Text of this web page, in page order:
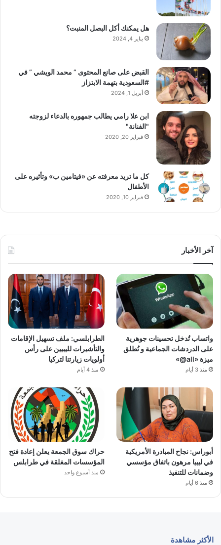
هل يمكنك أكل البصل المنبت؟
يناير 4, 2024
القبض على صانع المحتوى ” محمد الويشي ” في
#السعودية بتهمة الابتزاز
أبريل 1, 2024
ابن علا رامي يطالب جمهوره بالدعاء لزوجته
"الفنانة"
فبراير 20, 2020
كل ما تريد معرفته عن «فيتامين ب» وتأثيره على
الأطفال
فبراير 10, 2020
آخر الأخبار
واتساب تُدخل تحسينات جوهرية
على الدردشات الجماعية و تُطلق
ميزة «all@»
منذ 3 أيام
الطرابلسي: ملف تسهيل الإقامات
والتأشيرات لليبيين على رأس
أولويات زيارتنا لتركيا
منذ 4 أيام
أبوراس: نجاح المبادرة الأمريكية
في ليبيا مرهون باتفاق مؤسسي
وضمانات للتنفيذ
منذ 6 أيام
حراك سوق الجمعة يعلن إعادة فتح
المؤسسات المغلقة في طرابلس
منذ أسبوع واحد
الأكثر مشاهدة